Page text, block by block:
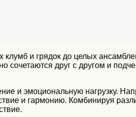
и грядок до целых
друг с другом и
и эмоциональную нагрузку.
и гармонию. Комбинируя